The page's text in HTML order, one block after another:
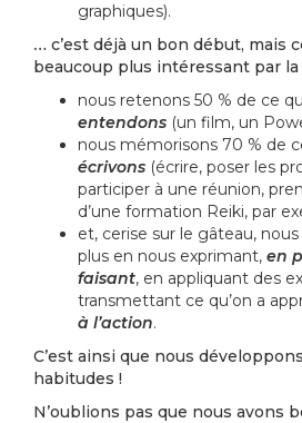
graphiques).
… c’est déjà un bon début, mais
beaucoup plus intéressant par la
nous retenons 50 % de ce
entendons (un film, un
nous mémorisons 70 % de
écrivons (écrire, poser les
participer à une réunion,
d’une formation Reiki, par
et, cerise sur le gâteau,
plus en nous exprimant, en
faisant, en appliquant des
transmettant ce qu’on a
à l’action.
C’est ainsi que nous
habitudes !
N’oublions pas que nous avons